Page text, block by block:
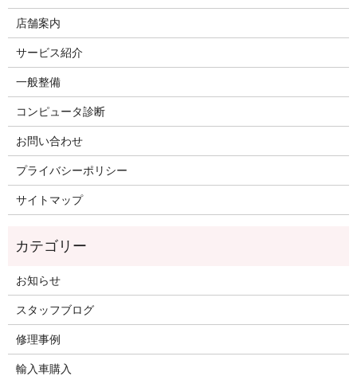
店舗案内
サービス紹介
一般整備
コンピュータ診断
お問い合わせ
プライバシーポリシー
サイトマップ
お知らせ
スタッフブログ
修理事例
輸入車購入